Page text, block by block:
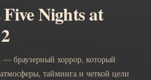
Nights at
браузерный хоррор, который
тайминга и четкой цели